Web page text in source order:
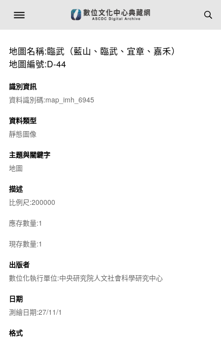
地圖名稱:臨武（藍山、臨武、宜章、嘉禾）
地圖編號:D-44
識別資訊
資料識別碼:map_imh_6945
資料類型
靜態圖像
主題與關鍵字
地圖
描述
比例尺:200000
應存數量:1
現存數量:1
出版者
數位化執行單位:中央研究院人文社會科學研究中心
日期
測繪日期:27/11/1
格式